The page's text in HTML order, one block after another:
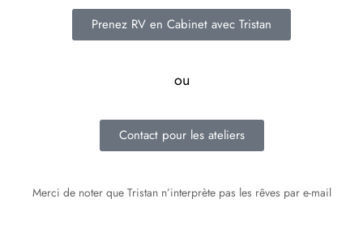
Prenez RV en Cabinet avec Tristan
ou
Contact pour les ateliers
Merci de noter que Tristan n’interprète pas les rêves par e-mail